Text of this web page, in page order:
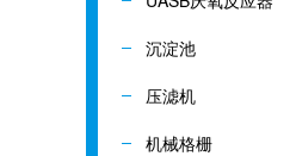
沉淀池
压滤机
机械格栅